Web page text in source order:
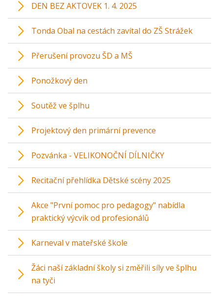
DEN BEZ AKTOVEK 1. 4. 2025
Tonda Obal na cestách zavítal do ZŠ Strážek
Přerušení provozu ŠD a MŠ
Ponožkový den
Soutěž ve šplhu
Projektový den primární prevence
Pozvánka - VELIKONOČNÍ DÍLNIČKY
Recitační přehlídka Dětské scény 2025
Akce "První pomoc pro pedagogy" nabídla
praktický výcvik od profesionálů
Karneval v mateřské škole
Žáci naší základní školy si změřili síly ve šplhu
na tyči